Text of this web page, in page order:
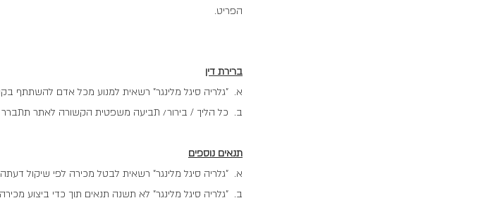
הפריט.
ברירת דין
א. "גלריה סיגל מלינגר" רשאית למנוע מכל אדם להשתתף
ב. כל הליך / בירור/ תביעה משפטית הקשורה לאתר
תנאים נוספים
א. "גלריה סיגל מלינגר" רשאית לבטל מכירה לפי שיקול
ב. "גלריה סיגל מלינגר" לא תשנה תנאים תוך כדי ביצוע